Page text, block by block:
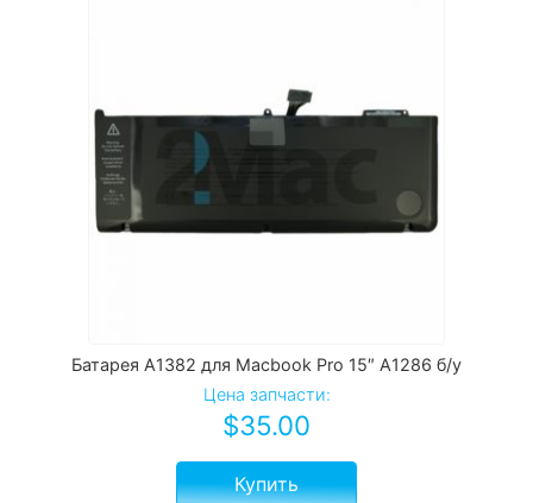
Батарея A1382 для Macbook Pro 15″ A1286 б/у
Цена запчасти:
$35.00
Купить